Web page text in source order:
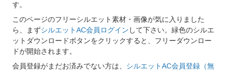
す。
このページのフリーシルエット素材・画像が気に入りました
ら、まずシルエットAC会員ログイン して下さい。緑色のシルエ
ットダウンロードボタンをクリックすると、フリーダウンロー
ドが開始されます。
会員登録がまだお済みでない方は、 シルエットAC会員登録（無